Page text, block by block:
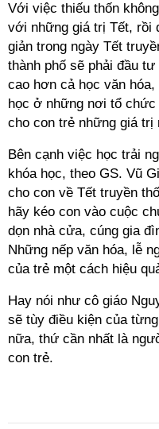
Với việc thiếu thốn
với những giá trị Tết, rồi
giản trong ngày Tết
thành phố sẽ phải đầu
cao hơn cả học văn
học ở những nơi tổ
cho con trẻ những giá trị
Bên cạnh việc học trải
khóa học, theo GS. Vũ
cho con về Tết truyền
hãy kéo con vào cuộc
dọn nhà cửa, cúng gia
Những nếp văn hóa, lễ
của trẻ một cách hiệu
Hay nói như cô giáo
sẽ tùy điều kiện của
nữa, thứ cần nhất là
con trẻ.